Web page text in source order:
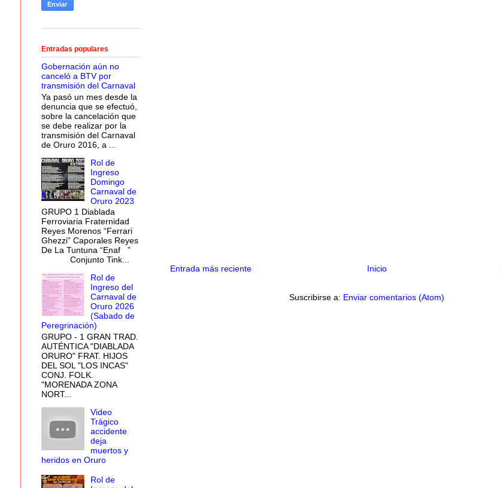
Entrada más reciente Inicio
Suscribirse a: Enviar comentarios (Atom)
Entradas populares
Gobernación aún no
canceló a BTV por
transmisión del Carnaval
Ya pasó un mes desde la
denuncia que se efectuó,
sobre la cancelación que
se debe realizar por la
transmisión del Carnaval
de Oruro 2016, a ...
Rol de
Ingreso
Domingo
Carnaval de
Oruro 2023
GRUPO 1 Diablada
Ferroviaria Fraternidad
Reyes Morenos “Ferrari
Ghezzi” Caporales Reyes
De La Tuntuna “Enaf ”
Conjunto Tink...
Rol de
Ingreso del
Carnaval de
Oruro 2026
(Sabado de
Peregrinación)
GRUPO - 1 GRAN TRAD.
AUTÉNTICA "DIABLADA
ORURO" FRAT. HIJOS
DEL SOL "LOS INCAS"
CONJ. FOLK.
"MORENADA ZONA
NORT...
Video
Trágico
accidente
deja
muertos y
heridos en Oruro
Rol de